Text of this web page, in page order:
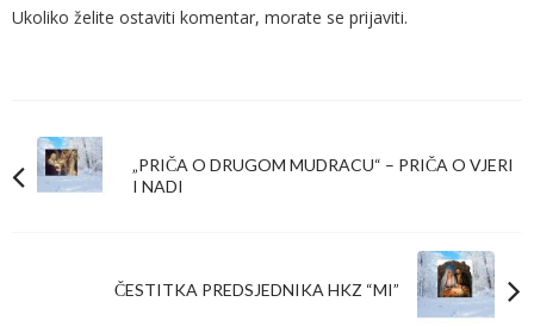
Ukoliko želite ostaviti komentar, morate se prijaviti.
„PRIČA O DRUGOM MUDRACU“ – PRIČA O VJERI
I NADI
ČESTITKA PREDSJEDNIKA HKZ “MI”